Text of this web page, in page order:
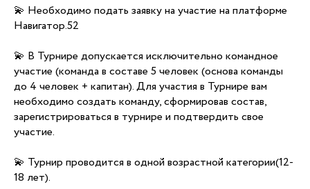
💫 Необходимо подать заявку на участие на платформе
Навигатор.52
💫 В Турнире допускается исключительно командное
участие (команда в составе 5 человек (основа команды
до 4 человек + капитан). Для участия в Турнире вам
необходимо создать команду, сформировав состав,
зарегистрироваться в турнире и подтвердить свое
участие.
💫 Турнир проводится в одной возрастной категории(12-
18 лет).